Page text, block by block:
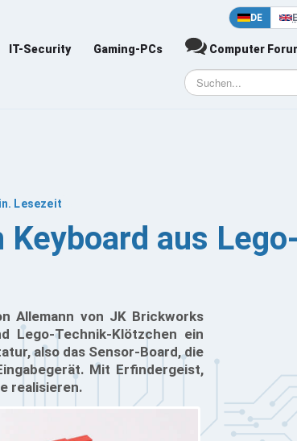
DE
IT-Security Gaming-PCs Computer
Lesezeit
aus Lego-
Allemann von JK Brickworks
Lego-Technik-Klötzchen ein
also das Sensor-Board, die
Mit Erfindergeist,
realisieren.